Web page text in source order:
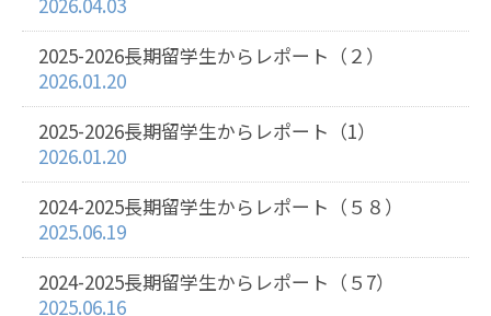
2025-2026長期留学生からレポート（２）
2026.01.20
2025-2026長期留学生からレポート（1）
2026.01.20
2024-2025長期留学生からレポート（５８）
2025.06.19
2024-2025長期留学生からレポート（５7）
2025.06.16